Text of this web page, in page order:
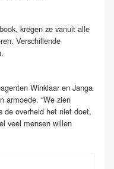
kregen ze vanuit alle
Verschillende
Winklaar en Janga
armoede. “We zien
de overheid het niet doet,
veel mensen willen